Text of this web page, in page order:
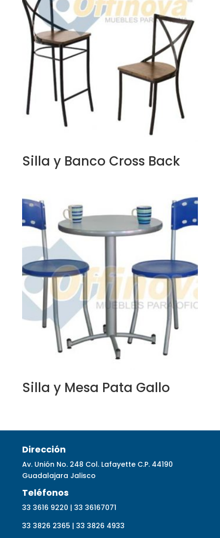
Silla y Banco Cross Back
Silla y Mesa Pata Gallo
Dirección
Av. Unión No. 248 Col. Lafayette C.P. 44190
Guadalajara Jalisco
Teléfonos
33 3616 9220 | 33 36167071
33 3826 2365 | 33 3826 4933